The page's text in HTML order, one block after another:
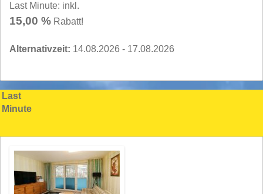
Last Minute: inkl.
15,00 % Rabatt!
Alternativzeit: 14.08.2026 - 17.08.2026
Last
Minute